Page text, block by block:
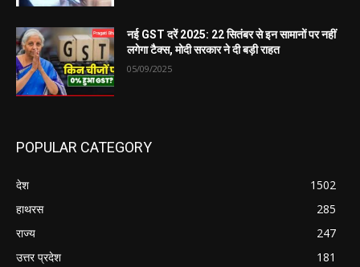
नई GST दरें 2025: 22 सितंबर से इन सामानों पर नहीं
लगेगा टैक्स, मोदी सरकार ने दी बड़ी राहत
05/09/2025
POPULAR CATEGORY
देश
1502
हाथरस
285
राज्य
247
उत्तर प्रदेश
181